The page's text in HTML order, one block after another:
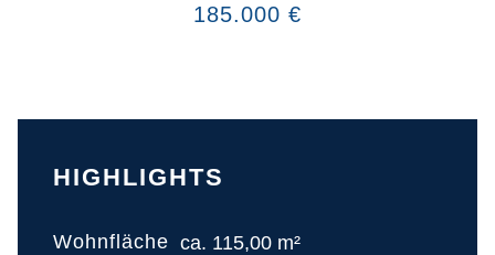
185.000 €
HIGHLIGHTS
Wohnfläche ca. 115,00 m²